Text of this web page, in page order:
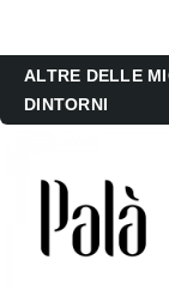
ALTRE DELLE
DINTORNI